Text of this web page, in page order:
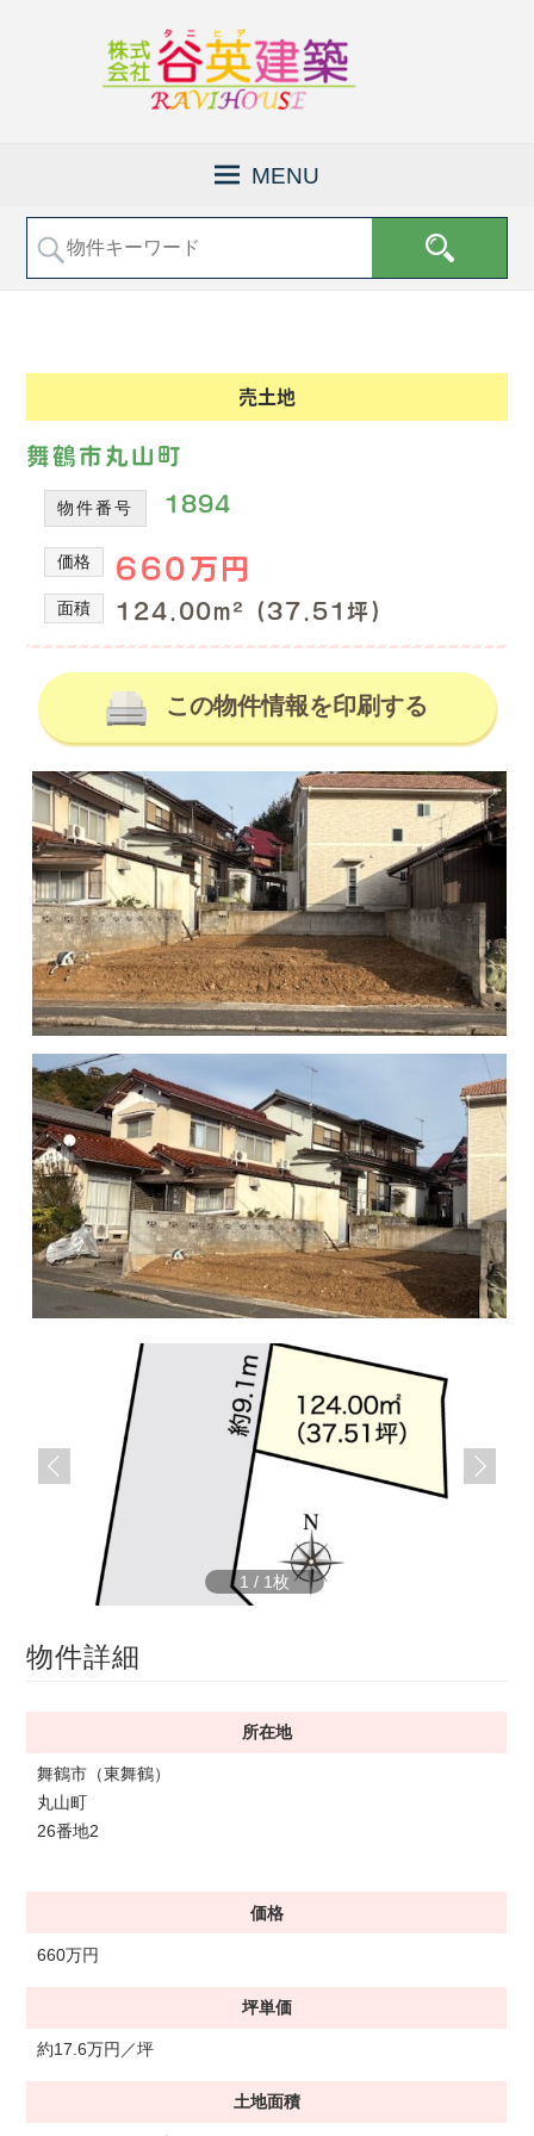
社
谷
福
知
山
市
の
不
動
産
情
報、
土
地
売
買、
土
地
購
入
の
事
な
ら
株
式
会
社
谷
英
建
知
山
売
な
ど
の
不
産
取
り
扱
っ
て
い
る
株
式
会
社
谷
英
建
築
の
不
動
サ
イ
ト
で
す
MENU
売土地
舞鶴市丸山町
物件番号 1894
価格 660万円
面積 124.00m² (37.51坪)
この物件情報を印刷する
1 / 1
物件詳細
所在地
舞鶴市（東舞鶴）
丸山町
26番地2
価格
660万円
坪単価
約17.6万円／坪
土地面積